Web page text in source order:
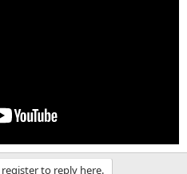
to reply here.